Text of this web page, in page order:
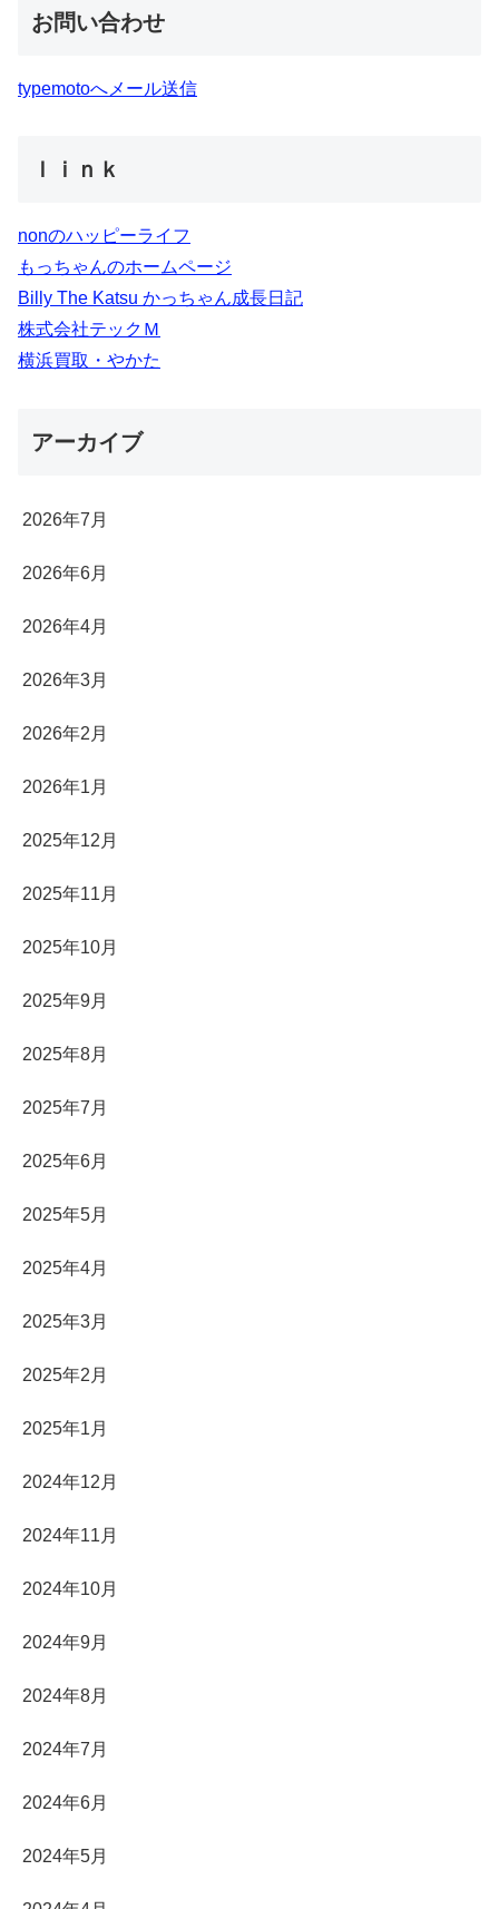
お問い合わせ
typemotoへメール送信
ｌｉｎｋ
nonのハッピーライフ
もっちゃんのホームページ
Billy The Katsu かっちゃん成長日記
株式会社テックＭ
横浜買取・やかた
アーカイブ
2026年7月
2026年6月
2026年4月
2026年3月
2026年2月
2026年1月
2025年12月
2025年11月
2025年10月
2025年9月
2025年8月
2025年7月
2025年6月
2025年5月
2025年4月
2025年3月
2025年2月
2025年1月
2024年12月
2024年11月
2024年10月
2024年9月
2024年8月
2024年7月
2024年6月
2024年5月